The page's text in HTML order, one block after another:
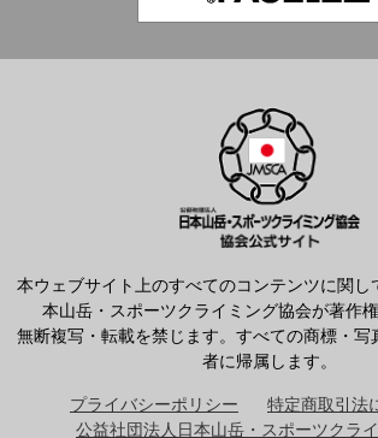
本ウェブサイト上のすべてのコンテンツに関し
本山岳・スポーツクライミング協会が著作権
無断複写・転載を禁じます。すべての商標・
者に帰属します。
プライバシーポリシー
特定商取引法
公益社団法人日本山岳・スポーツクラ